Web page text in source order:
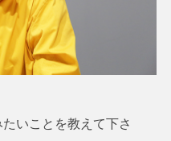
いことを教えて下さ